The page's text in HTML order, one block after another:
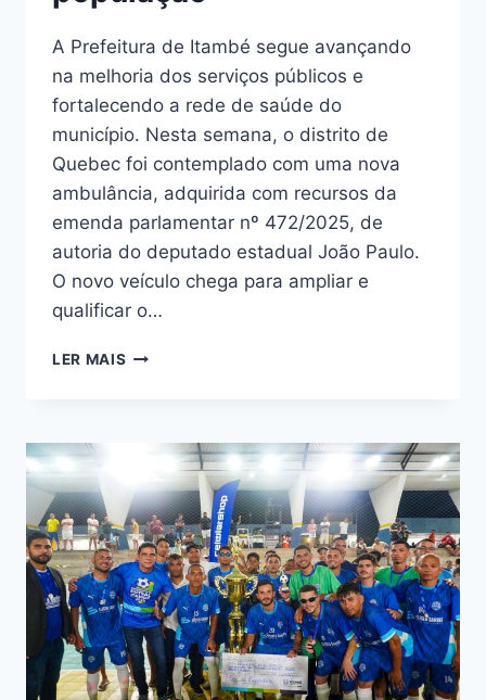
A Prefeitura de Itambé segue avançando
na melhoria dos serviços públicos e
fortalecendo a rede de saúde do
município. Nesta semana, o distrito de
Quebec foi contemplado com uma nova
ambulância, adquirida com recursos da
emenda parlamentar nº 472/2025, de
autoria do deputado estadual João Paulo.
O novo veículo chega para ampliar e
qualificar o…
LER MAIS